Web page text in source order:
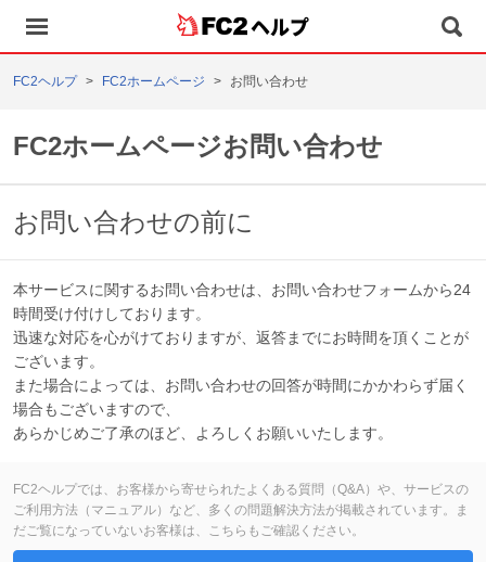
ヘルプ
FC2ヘルプ FC2ホームページ お問い合わせ
FC2ホームページお問い合わせ
お問い合わせの前に
本サービスに関するお問い合わせは、お問い合わせフォームから24
時間受け付けしております。
迅速な対応を心がけておりますが、返答までにお時間を頂くことが
ございます。
また場合によっては、お問い合わせの回答が時間にかかわらず届く
場合もございますので、
あらかじめご了承のほど、よろしくお願いいたします。
FC2ヘルプでは、お客様から寄せられたよくある質問（Q&A）や、サービスの
ご利用方法（マニュアル）など、多くの問題解決方法が掲載されています。ま
だご覧になっていないお客様は、こちらもご確認ください。